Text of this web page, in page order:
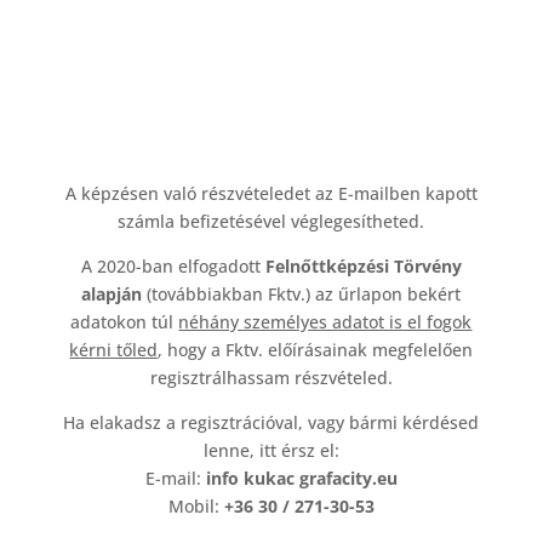
A képzésen való részvételedet az E-mailben kapott
számla befizetésével véglegesítheted.
A 2020-ban elfogadott Felnőttképzési Törvény
alapján (továbbiakban Fktv.) az űrlapon bekért
adatokon túl néhány személyes adatot is el fogok
kérni tőled, hogy a Fktv. előírásainak megfelelően
regisztrálhassam részvételed.
Ha elakadsz a regisztrációval, vagy bármi kérdésed
lenne, itt érsz el:
E-mail: info kukac grafacity.eu
Mobil: +36 30 / 271-30-53